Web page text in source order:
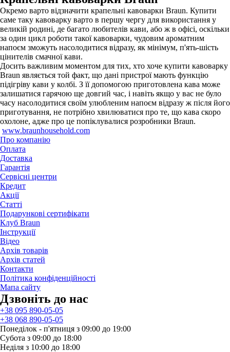
Окремо варто відзначити крапельні кавоварки Braun. Купити
саме таку кавоварку варто в першу чергу для використання у
великій родині, де багато любителів кави, або ж в офісі, оскільки
за один цикл роботи такої кавоварки, чудовим ароматним
напоєм зможуть насолодитися відразу, як мінімум, п'ять-шість
цінителів смачної кави.
Досить важливим моментом для тих, хто хоче купити кавоварку
Braun являється той факт, що дані пристрої мають функцію
підігріву кави у колбі. З її допомогою приготовлена кава може
залишатися гарячою ще довгий час, і навіть якщо у вас не було
часу насолодитися своїм улюбленим напоєм відразу ж після його
приготування, не потрібно хвилюватися про те, що кава скоро
охолоне, адже про це попіклувалися розробники Braun.
www.braunhousehold.com
Про компанію
Оплата
Доставка
Гарантія
Сервісні центри
Кредит
Акції
Статті
Подарункові сертифікати
Клуб Braun
Iнструкції
Відео
Архів товарів
Архів статей
Контакти
Політика конфіденційності
Мапа сайту
Дзвонiть до нас
+38 095 890-05-05
+38 068 890-05-05
Понеділок - п'ятниця з 09:00 до 19:00
Субота з 09:00 до 18:00
Неділя з 10:00 до 18:00